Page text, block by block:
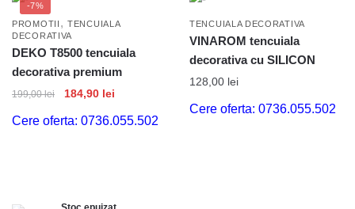
-7%
PROMOTII ,TENCUIALA
DECORATIVA
DEKO T8500 tencuiala
decorativa premium
199,00lei 184,90 lei
Cere oferta: 0736.055.502
TENCUIALA DECORATIVA
VINAROM tencuiala
decorativa cu SILICON
128,00 lei
Cere oferta: 0736.055.502